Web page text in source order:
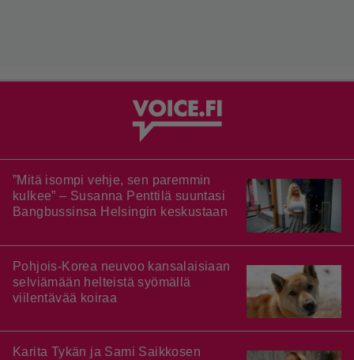
”Mitä isompi vehje, sen paremmin
kulkee” – Susanna Penttilä suuntasi
Bangbussinsa Helsingin keskustaan
Pohjois-Korea neuvoo kansalaisiaan
selviämään helteistä syömällä
viilentävää koiraa
Karita Tykän ja Sami Saikkosen